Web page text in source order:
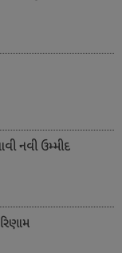
નવી ઉમ્મીદ